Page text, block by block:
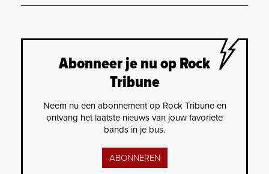
Abonneer je nu op Rock
Tribune
Neem nu een abonnement op Rock Tribune en
ontvang het laatste nieuws van jouw favoriete
bands in je bus.
ABONNEREN